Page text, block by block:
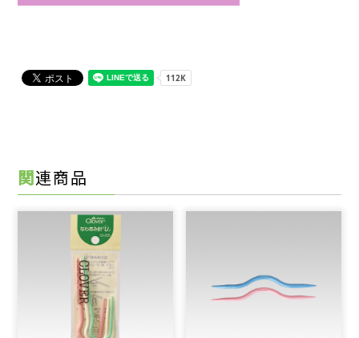
関連商品